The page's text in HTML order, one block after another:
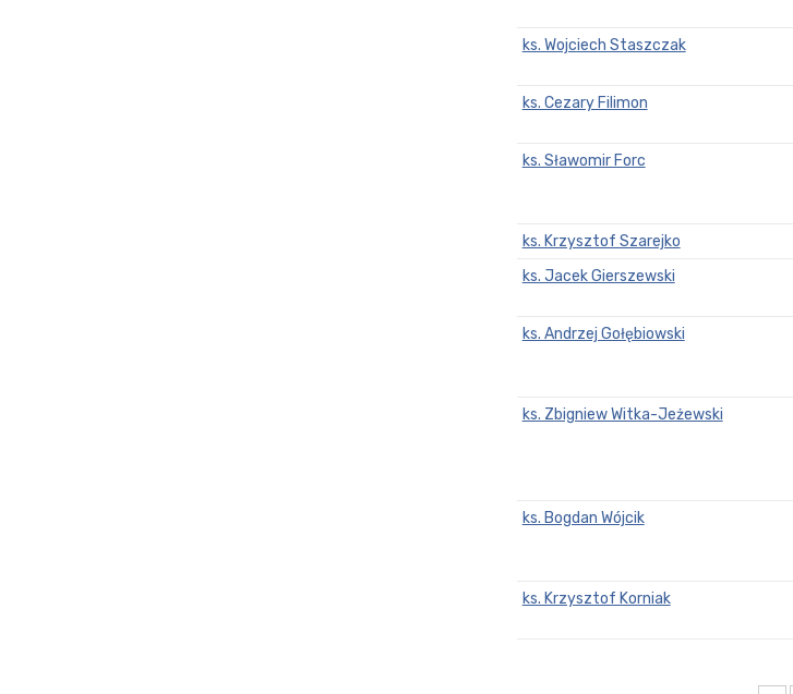
ks. Wojciech Staszczak
ks. Cezary Filimon
ks. Sławomir Forc
ks. Krzysztof Szarejko
ks. Jacek Gierszewski
ks. Andrzej Gołębiowski
ks. Zbigniew Witka-Jeżewski
ks. Bogdan Wójcik
ks. Krzysztof Korniak